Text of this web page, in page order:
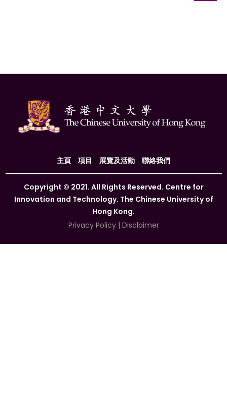
主頁 項目 展覽及活動 聯絡我們
Copyright © 2021. All Rights Reserved. Centre for
Innovation and Technology. The Chinese University of
Hong Kong.
Privacy Policy| Disclaimer